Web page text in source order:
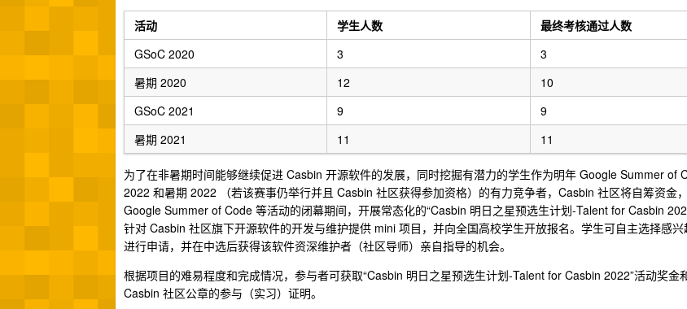
活动 学生人数
最终考核通过人数
GSoC 2020
3
3
暑期 2020
12
10
GSoC 2021
9
9
暑期 2021
11 11
为了在非暑期时间能够继续促进 Casbin 开源软件的发展，同时挖掘有潜力的学生作为明年 Google Summer of
2022 和暑期 2022 （若该赛事仍举行并且 Casbin 社区获得参加资格）的有力竞争者，Casbin 社区将自筹资金
Google Summer of Code 等活动的闭幕期间，开展常态化的“Casbin 明日之星预选生计划-Talent for Casbin
针对 Casbin 社区旗下开源软件的开发与维护提供 mini 项目，并向全国高校学生开放报名。学生可自主选择感兴
进行申请，并在中选后获得该软件资深维护者（社区导师）亲自指导的机会。
根据项目的难易程度和完成情况，参与者可获取“Casbin 明日之星预选生计划-Talent for Casbin 2022”活动奖金
Casbin 社区公章的参与（实习）证明。